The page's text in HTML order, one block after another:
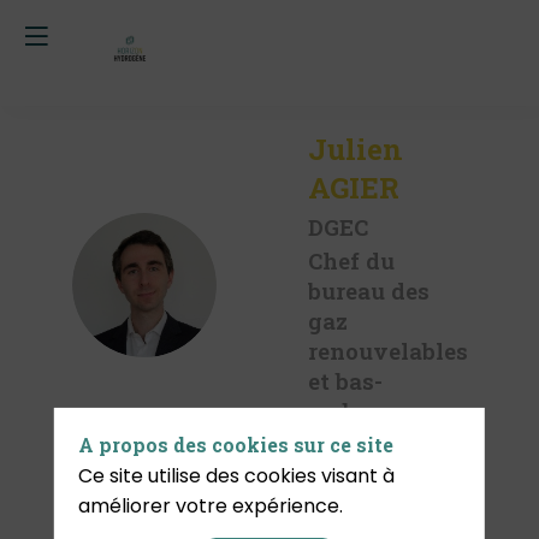
JA
Julien
AGIER
DGEC
Chef du
bureau des
gaz
renouvelables
et bas-
carbone
Description
A propos des cookies sur ce site
Ce site utilise des cookies visant à
améliorer votre expérience.